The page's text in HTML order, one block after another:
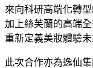
來向科研高端化轉
加上絲芙蘭的高端
重新定義美妝體驗未
此次合作亦為逸仙集